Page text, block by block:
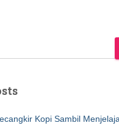
Kopi Sambil